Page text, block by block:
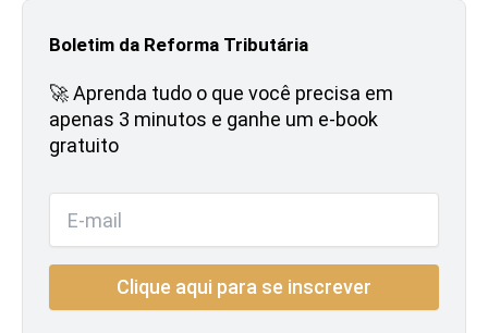
Boletim da Reforma Tributária
🚀 Aprenda tudo o que você precisa em
apenas 3 minutos e ganhe um e-book
gratuito